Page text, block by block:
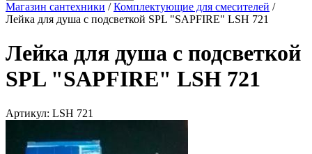
Магазин сантехники / Комплектующие для смесителей /
Лейка для душа с подсветкой SPL "SAPFIRE" LSH 721
Лейка для душа с подсветкой
SPL "SAPFIRE" LSH 721
Артикул: LSH 721